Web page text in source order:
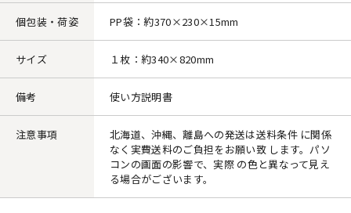
個包装・荷姿 PP袋：約370×230×15mm
サイズ １枚：約340×820mm
備考 使い方説明書
注意事項
北海道、沖縄、離島への発送は送料条件 に関係
なく実費送料のご負担をお願い致 します。パソ
コンの画面の影響で、実際 の色と異なって見え
る場合がございます。